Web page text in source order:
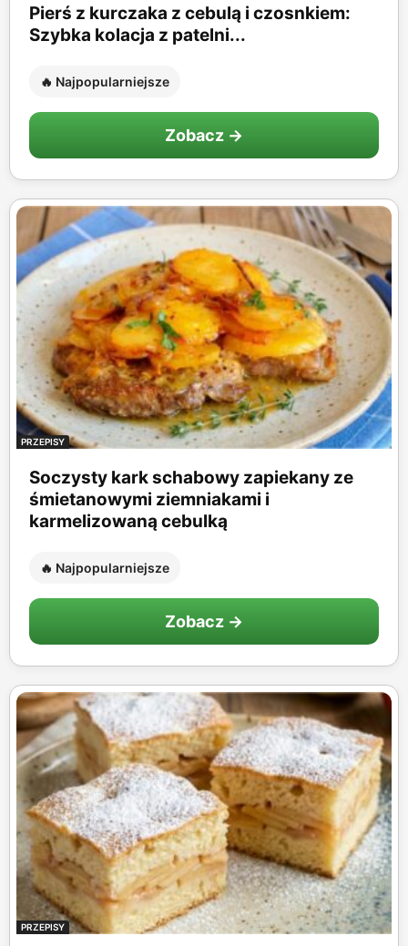
Pierś z kurczaka z cebulą i czosnkiem:
Szybka kolacja z patelni...
🔥 Najpopularniejsze
Zobacz →
PRZEPISY
Soczysty kark schabowy zapiekany ze
śmietanowymi ziemniakami i
karmelizowaną cebulką
🔥 Najpopularniejsze
Zobacz →
PRZEPISY